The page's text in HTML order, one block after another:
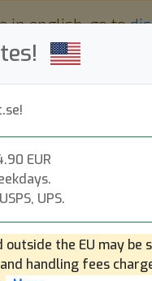
EUR
UPS.
outside the EU may be
handling fees
in english, go to
frakt över 149 EUR